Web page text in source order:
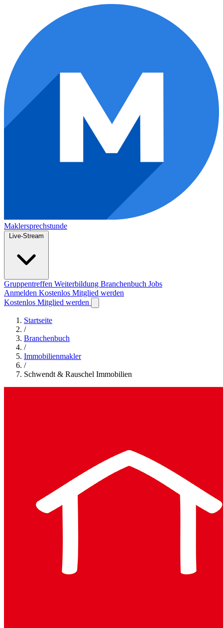
Maklersprechstunde
Live-Stream
Gruppentreffen Weiterbildung Branchenbuch Jobs
Anmelden Kostenlos Mitglied werden
Kostenlos Mitglied werden
Startseite
/
Branchenbuch
/
Immobilienmakler
/
Schwendt & Rauschel Immobilien